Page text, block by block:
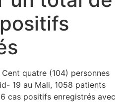
Cent quatre (104) personnes
19 au Mali, 1058 patients
cas positifs enregistrés avec